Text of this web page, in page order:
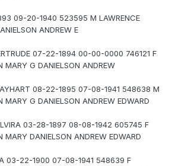
09-20-1940 523595 M LAWRENCE
ANDREW E
07-22-1894 00-00-0000 746121 F
MARY G DANIELSON ANDREW
08-22-1895 07-08-1941 548638 M
MARY G DANIELSON ANDREW EDWARD
03-28-1897 08-08-1942 605745 F
MARY DANIELSON ANDREW EDWARD
03-22-1900 07-08-1941 548639 F